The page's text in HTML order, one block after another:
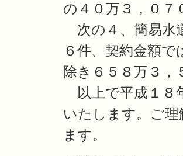
の４０万３，０
次の４、簡易水
６件、契約金額
除き６５８万３
以上で平成１８
いたします。ご
ます。